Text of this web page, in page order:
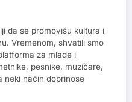
da se promovišu kultura i
Vremenom, shvatili smo
za mlade i
pesnike, muzičare,
neki način doprinose